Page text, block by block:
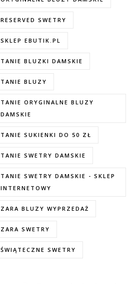
RESERVED SWETRY
SKLEP EBUTIK.PL
TANIE BLUZKI DAMSKIE
TANIE BLUZY
TANIE ORYGINALNE BLUZY
DAMSKIE
TANIE SUKIENKI DO 50 ZŁ
TANIE SWETRY DAMSKIE
TANIE SWETRY DAMSKIE - SKLEP
INTERNETOWY
ZARA BLUZY WYPRZEDAŻ
ZARA SWETRY
ŚWIĄTECZNE SWETRY